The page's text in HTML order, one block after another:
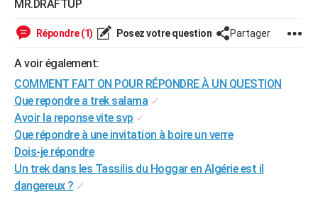
Mobiles
Meilleur smartphone
Internet
Ordinateurs
Jeux vidéo
Guide high-tech
BRICOLAGE
Forum
Aménagement intérieur
Extérieur
Cuisine
Salle de bains
Jardinage
Rangement
WEEK-END
Guides de France
Escapades
Patrimoine
Expositions
Musées
Week-end nature
+LIFESTYLE
Art de vivre
Bien-être
Loisirs
Mode
Modes de vie
SANTE
Alimentation
Guide de la santé
Maladies
Médicaments
Sommeil
VOYAGE
Destinations
City break
Voyage nature
Voyage de noces
Forum
Climat
+PHOTO
GUIDES D'ACHAT
MR.DRAFTUP
Répondre (1) Posez votre question Partager
A voir également:
COMMENT FAIT ON POUR RÉPONDRE À UN QUESTION
Que repondre a trek salama ✓
Avoir la reponse vite svp ✓
Que répondre à une invitation à boire un verre
Dois-je répondre
Un trek dans les Tassilis du Hoggar en Algérie est il
dangereux ? ✓